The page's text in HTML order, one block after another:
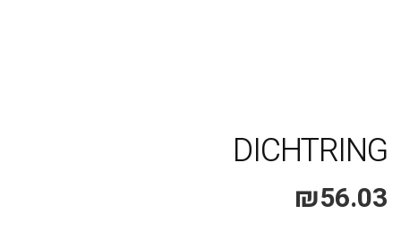
DICHTRING
₪56.03